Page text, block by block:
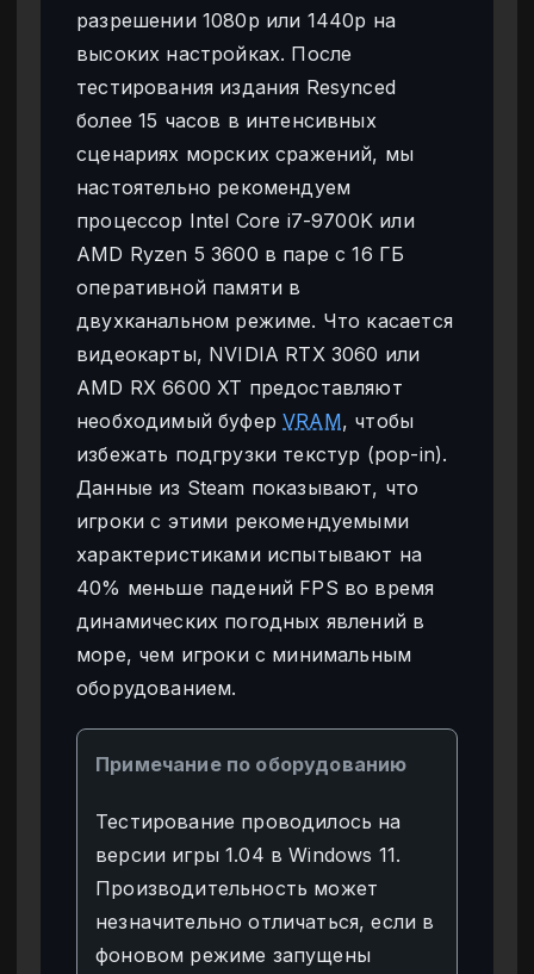
разрешении 1080p или 1440p на
высоких настройках. После
тестирования издания Resynced
более 15 часов в интенсивных
сценариях морских сражений, мы
настоятельно рекомендуем
процессор Intel Core i7-9700K или
AMD Ryzen 5 3600 в паре с 16 ГБ
оперативной памяти в
двухканальном режиме. Что касается
видеокарты, NVIDIA RTX 3060 или
AMD RX 6600 XT предоставляют
необходимый буферVRAM, чтобы
избежать подгрузки текстур (pop-in).
Данные из Steam показывают, что
игроки с этими рекомендуемыми
характеристиками испытывают на
40% меньше падений FPS во время
динамических погодных явлений в
море, чем игроки с минимальным
оборудованием.
Примечание по оборудованию
Тестирование проводилось на
версии игры 1.04 в Windows 11.
Производительность может
незначительно отличаться, если в
фоновом режиме запущены